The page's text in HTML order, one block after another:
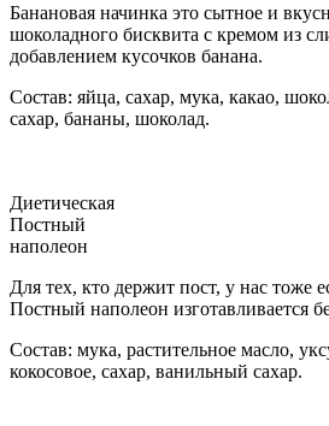
Банановая начинка это сытное и
шоколадного бисквита с кремом из
добавлением кусочков банана.
Состав: яйца, сахар, мука, какао,
сахар, бананы, шоколад.
Диетическая
Постный
наполеон
Для тех, кто держит пост, у нас тоже
Постный наполеон изготавливается
Состав: мука, растительное масло,
кокосовое, сахар, ванильный сахар.